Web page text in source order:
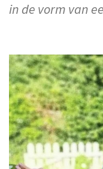
in de vorm van